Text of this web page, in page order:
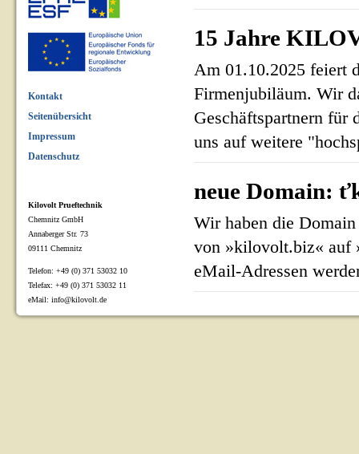
15 Jahre
Am 01.10.2025 feiert
Firmenjubiläum. Wir
Geschäftspartnern für
uns auf weitere
neue Domain:
Wir haben die
von »kilovolt.biz« auf
eMail-Adressen
Kontakt
Seitenübersicht
Impressum
Datenschutz
Kilovolt Prueftechnik
Chemnitz GmbH
Annaberger Str. 73
09111 Chemnitz
Telefon: +49 (0) 371 53032 10
Telefax: +49 (0) 371 53032 11
eMail: info@kilovolt.de